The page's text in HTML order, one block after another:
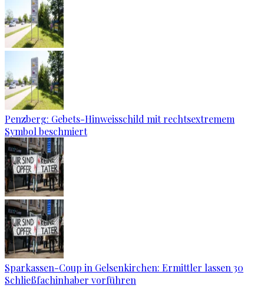
Penzberg: Gebets-Hinweisschild mit rechtsextremem
Symbol beschmiert
Sparkassen-Coup in Gelsenkirchen: Ermittler lassen 30
Schließfachinhaber vorführen